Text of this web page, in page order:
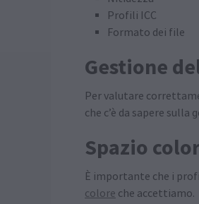
Profili ICC
Formato dei file
Gestione
Per valutare
che c’è da sapere sulla
Spazio
È importante che i
colore che accettiamo.